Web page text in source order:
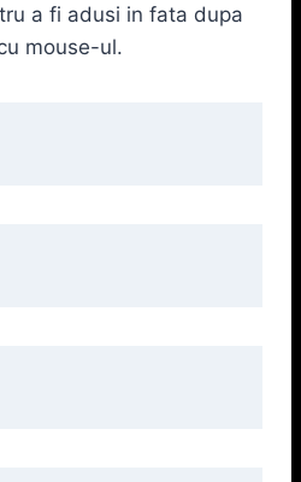
a fi adusi in fata dupa
mouse-ul.